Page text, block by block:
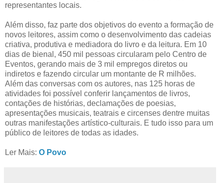
representantes locais.
Além disso, faz parte dos objetivos do evento a formação de
novos leitores, assim como o desenvolvimento das cadeias
criativa, produtiva e mediadora do livro e da leitura. Em 10
dias de bienal, 450 mil pessoas circularam pelo Centro de
Eventos, gerando mais de 3 mil empregos diretos ou
indiretos e fazendo circular um montante de R milhões.
Além das conversas com os autores, nas 125 horas de
atividades foi possível conferir lançamentos de livros,
contações de histórias, declamações de poesias,
apresentações musicais, teatrais e circenses dentre muitas
outras manifestações artístico-culturais. E tudo isso para um
público de leitores de todas as idades.
Ler Mais: O Povo